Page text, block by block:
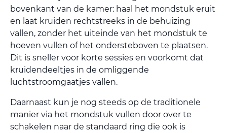
bovenkant van de kamer: haal het mondstuk eruit
en laat kruiden rechtstreeks in de behuizing
vallen, zonder het uiteinde van het mondstuk te
hoeven vullen of het ondersteboven te plaatsen.
Dit is sneller voor korte sessies en voorkomt dat
kruidendeeltjes in de omliggende
luchtstroomgaatjes vallen.
Daarnaast kun je nog steeds op de traditionele
manier via het mondstuk vullen door over te
schakelen naar de standaard ring die ook is